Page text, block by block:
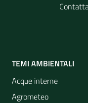
Sud-orientale
Medio Polesine
TEMI AMBIENTALI
Acque interne
Agrometeo